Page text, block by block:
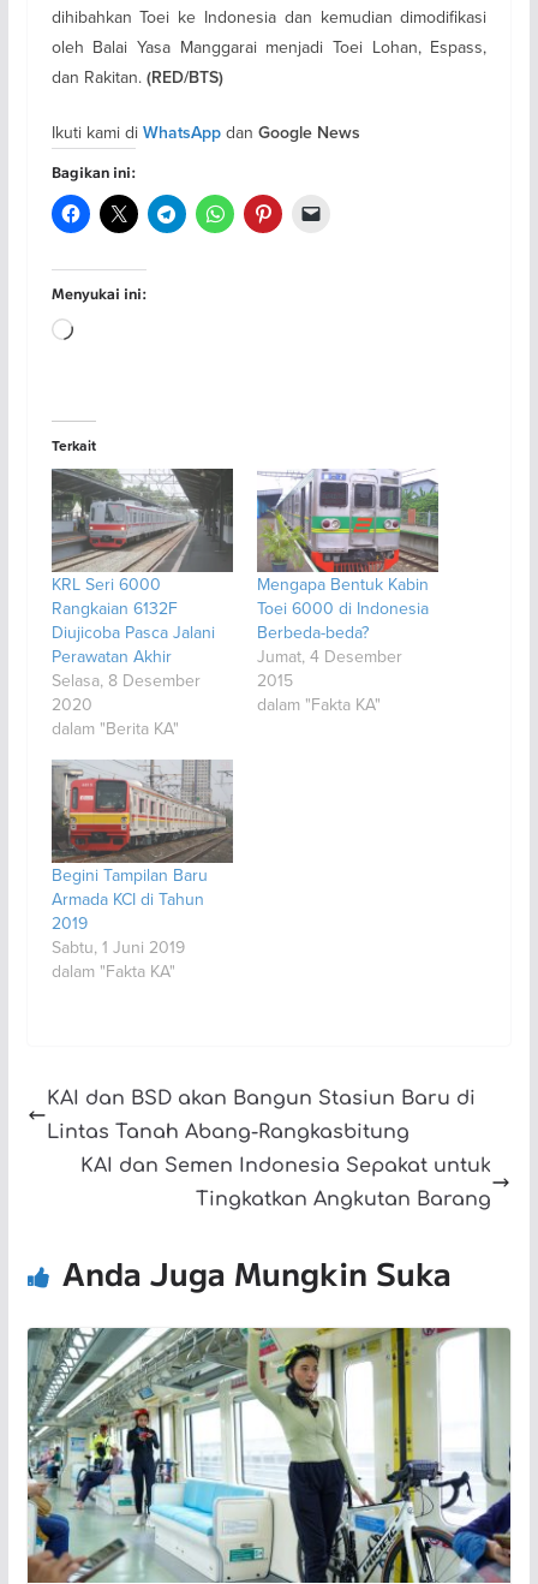
dihibahkan Toei ke Indonesia dan kemudian dimodifikasi
oleh Balai Yasa Manggarai menjadi Toei Lohan, Espass,
dan Rakitan. (RED/BTS)
Ikuti kami di WhatsAppdan Google News
Bagikan ini:
Menyukai ini:
Memuat...
Terkait
KRL Seri 6000
Rangkaian 6132F
Diujicoba Pasca Jalani
Perawatan Akhir
Selasa, 8 Desember
2020
dalam "Berita KA"
Mengapa Bentuk Kabin
Toei 6000 di Indonesia
Berbeda-beda?
Jumat, 4 Desember
2015
dalam "Fakta KA"
Begini Tampilan Baru
Armada KCI di Tahun
2019
Sabtu, 1 Juni 2019
dalam "Fakta KA"
KAI dan BSD akan Bangun Stasiun Baru di
Lintas Tanah Abang-Rangkasbitung
KAI dan Semen Indonesia Sepakat untuk
Tingkatkan Angkutan Barang
Anda Juga Mungkin Suka